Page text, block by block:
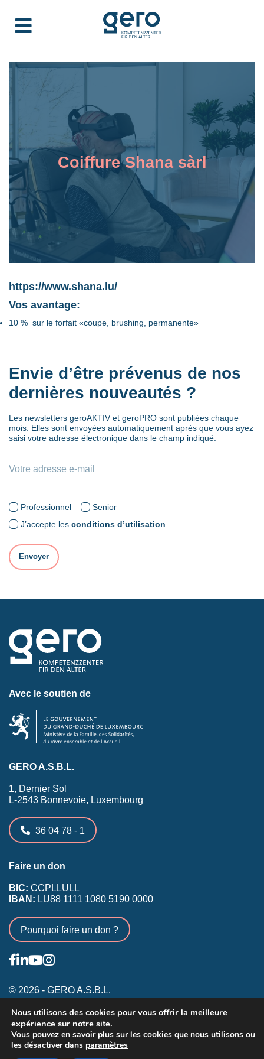
Coiffure Shana sàrl
https://www.shana.lu/
Vos avantage:
10 % sur le forfait «coupe, brushing, permanente»
Envie d’être prévenus de nos
dernières nouveautés ?
Les newsletters geroAKTIV et geroPRO sont publiées chaque
mois. Elles sont envoyées automatiquement après que vous ayez
saisi votre adresse électronique dans le champ indiqué.
Professionnel
Senior
J’accepte les conditions d’utilisation
Avec le soutien de
GERO A.S.B.L.
1, Dernier Sol
L-2543 Bonnevoie, Luxembourg
36 04 78 - 1
Faire un don
BIC: CCPLLULL
IBAN: LU88 1111 1080 5190 0000
Pourquoi faire un don ?
© 2026 - GERO A.S.B.L.
Conditions générales
Inscription membres existants
Annonceurs
Nous utilisons des cookies pour vous offrir la meilleure
expérience sur notre site.
Vous pouvez en savoir plus sur les cookies que nous utilisons ou
les désactiver dans paramètres